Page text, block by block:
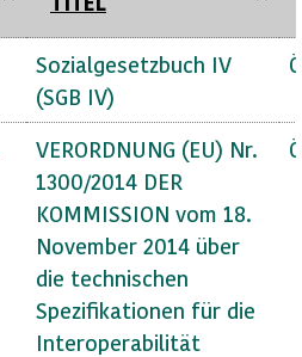
Sozialgesetzbuch IV
(SGB IV)
VERORDNUNG (EU) Nr.
1300/2014 DER
KOMMISSION vom 18.
November 2014 über
die technischen
Spezifikationen für die
Interoperabilität